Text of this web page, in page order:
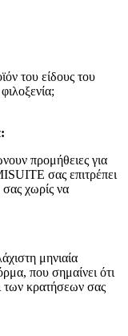
του είδους του
προμήθειες για
σας επιτρέπει
σας χωρίς να
μηνιαία
που σημαίνει ότι
των κρατήσεων σας